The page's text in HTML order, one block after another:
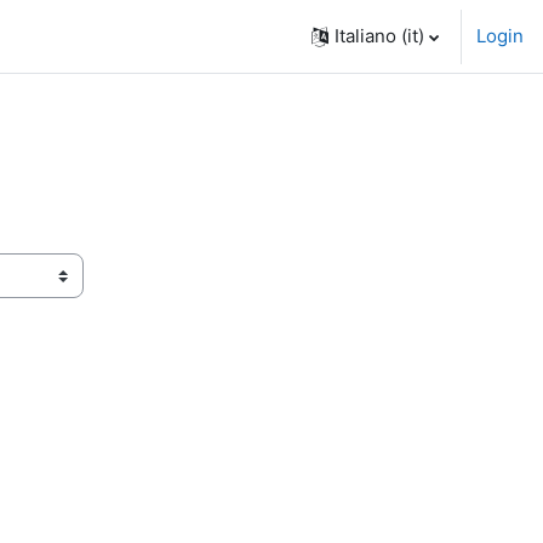
Italiano ‎(it)‎ Login